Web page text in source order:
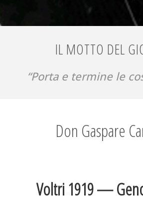
IL MOTTO DEL
“Por­ta e ter­mine le
Don Gaspare
Voltri 1919 —